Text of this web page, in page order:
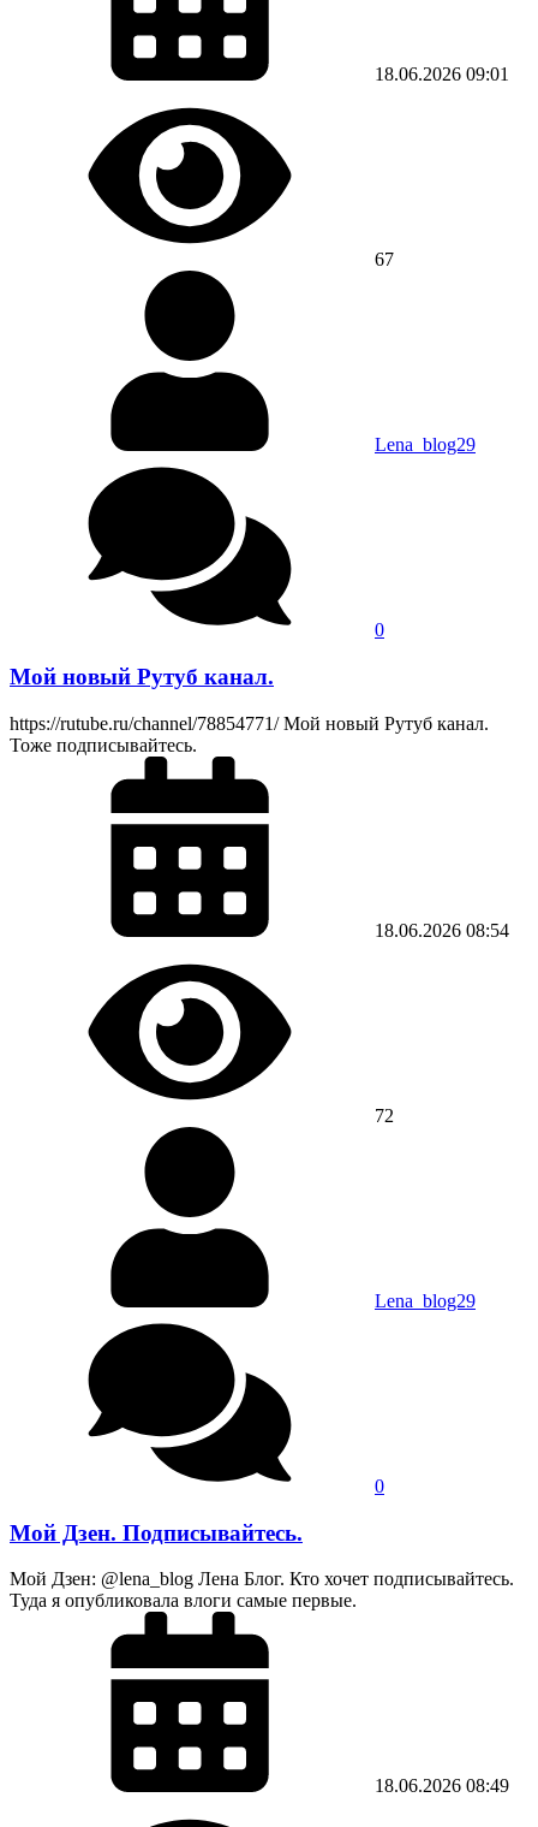
18.06.2026 09:01
67
Lena_blog29
0
Мой новый Рутуб канал.
https://rutube.ru/channel/78854771/ Мой новый Рутуб канал.
Тоже подписывайтесь.
18.06.2026 08:54
72
Lena_blog29
0
Мой Дзен. Подписывайтесь.
Мой Дзен: @lena_blog Лена Блог. Кто хочет подписывайтесь.
Туда я опубликовала влоги самые первые.
18.06.2026 08:49